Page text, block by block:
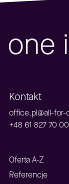
one
Kontakt
office.pl@all-
+48 61 827 70 00
Oferta A-Z
Referencje